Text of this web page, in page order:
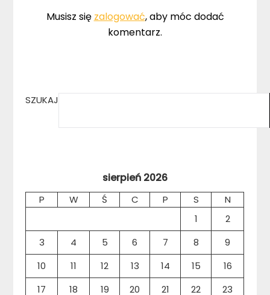
Musisz się zalogować, aby móc dodać
komentarz.
SZUKAJ
sierpień 2026
P W Ś C P S
N
1
2
3
4 5 6 7 8
9
10
11 12 13 14 15
16
17
18 19 20 21 22
23